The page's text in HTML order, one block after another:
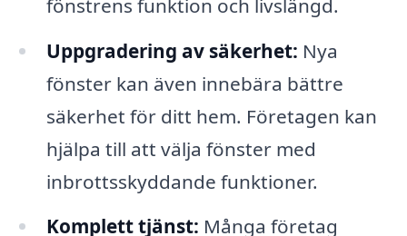
fönstrens funktion och livslängd.
Uppgradering av säkerhet: Nya
fönster kan även innebära bättre
säkerhet för ditt hem. Företagen kan
hjälpa till att välja fönster med
inbrottsskyddande funktioner.
Komplett tjänst: Många företag